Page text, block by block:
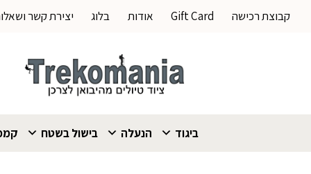
קבוצת רכישה Gift Card אודות בלוג יצירת קשר
ביגוד הנעלה בישול בשטח